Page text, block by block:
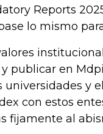
Reports
lo mismo
publicar en
universidades y
con estos
fijamente al